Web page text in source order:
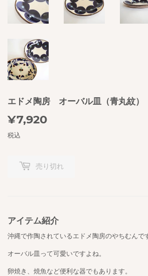
エドメ陶房 オーバル皿（青丸紋）
¥7,920
税込
売り切れ
アイテム紹介
沖縄で作陶されているエドメ陶房のやちむんで
オーバル皿って可愛いですよね。
卵焼き、焼魚など便利な器でもあります。